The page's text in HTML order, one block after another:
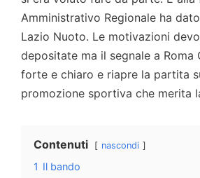
Amministrativo Regionale ha
Lazio Nuoto. Le motivazioni
depositate ma il segnale a Roma
forte e chiaro e riapre la partita
promozione sportiva che merita
Contenuti nascondi
1 Il bando